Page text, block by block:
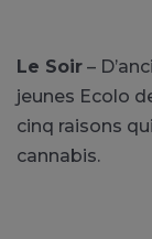
Le Soir –
jeunes Ecolo
cinq raisons
cannabis.